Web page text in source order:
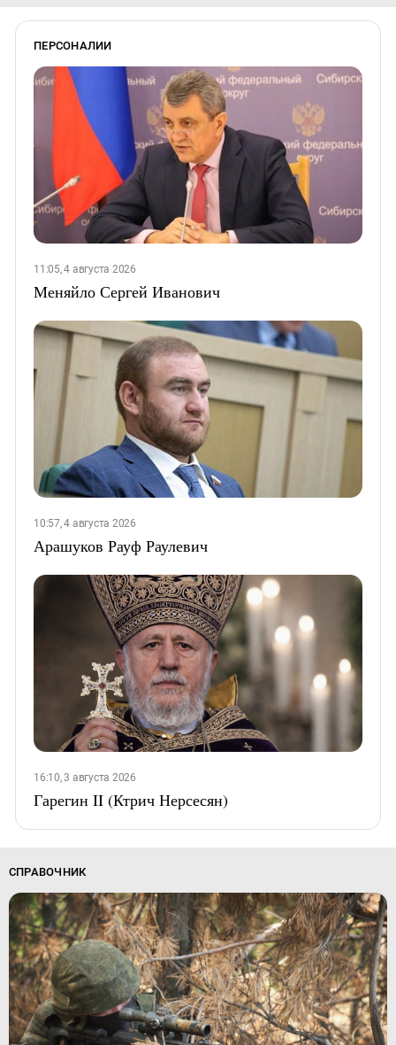
ПЕРСОНАЛИИ
11:05, 4 августа 2026
Меняйло Сергей Иванович
10:57, 4 августа 2026
Арашуков Рауф Раулевич
16:10, 3 августа 2026
Гарегин II (Ктрич Нерсесян)
СПРАВОЧНИК